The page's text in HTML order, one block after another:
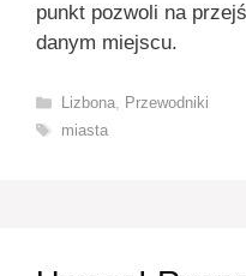
punkt pozwoli na
danym miejscu.
Kategorie
Lizbona, Przewodniki
Tagi
miasta